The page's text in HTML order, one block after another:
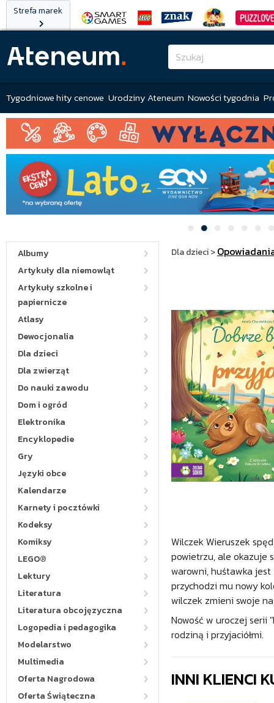
Strefa marek
Tygodniowe hity cenowe Urodziny Ateneum Nowości tygodnia
Albumy
Artykuły dla niemowląt
Artykuły szkolne i
papiernicze
Atlasy
Dewocjonalia
Dla dzieci
Dla zwierząt
Do nauki zawodu
Dom i ogród
Elektronika
Encyklopedie
Gry
Języki obce
Kalendarze
Karnety i pocztówki
Kodeksy
Komiksy
LEGO®
Lektury
Literatura
Literatura obcojęzyczna
Logopedia i pedagogika
Modelarstwo
Multimedia
Oferta Nagrodowa
Oferta Świąteczna
Dla dzieci>
Wilczek Wieruszek
powietrzu, ale okazuje
warowni, huśtawka
przychodzi mu nowy
wilczek zmieni swoje
Nowość w uroczej serii
rodziną i przyjaciółmi.
INNI KLIENCI